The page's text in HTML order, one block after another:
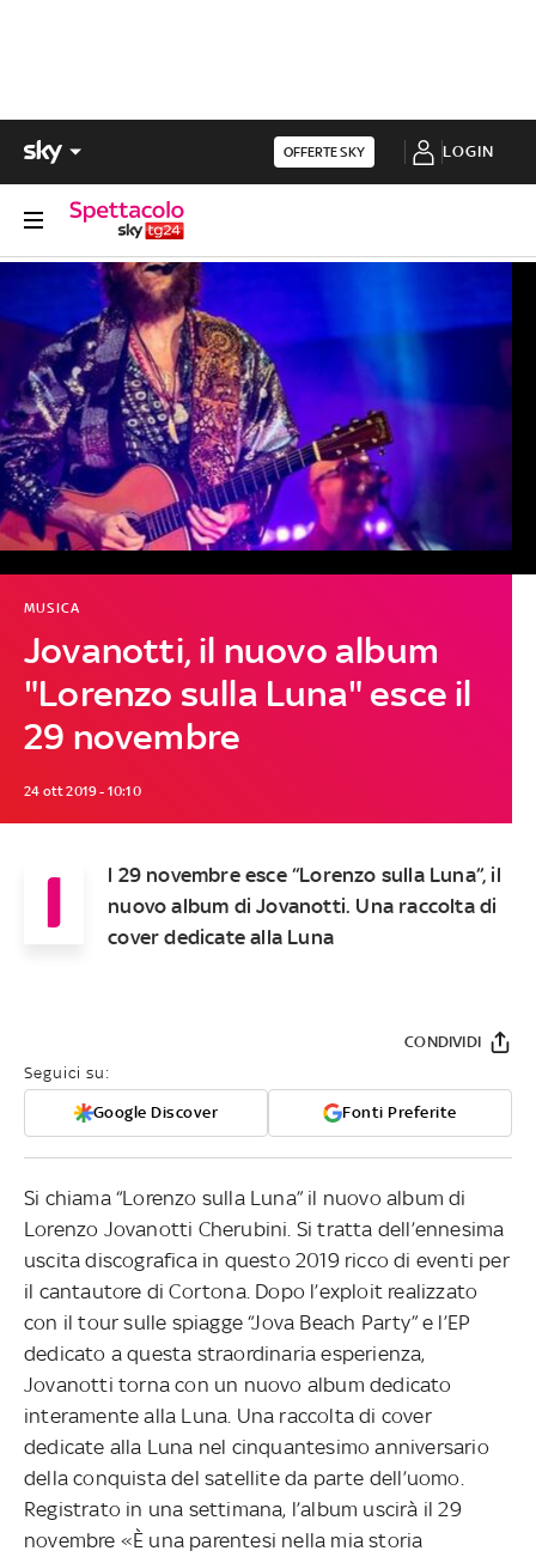
OFFERTE SKY LOGIN
Jovanotti, il nuovo album
"Lorenzo sulla Luna" esce il
29 novembre
MUSICA
24 ott 2019 - 10:10
I
l 29 novembre esce “Lorenzo sulla Luna”, il
nuovo album di Jovanotti. Una raccolta di
cover dedicate alla Luna
Seguici su:
Google Discover Fonti Preferite
CONDIVIDI
Si chiama “Lorenzo sulla Luna” il nuovo album di
Lorenzo Jovanotti Cherubini. Si tratta dell’ennesima
uscita discografica in questo 2019 ricco di eventi per
il cantautore di Cortona. Dopo l’exploit realizzato
con il tour sulle spiagge “Jova Beach Party” e l’EP
dedicato a questa straordinaria esperienza,
Jovanotti torna con un nuovo album dedicato
interamente alla Luna. Una raccolta di cover
dedicate alla Luna nel cinquantesimo anniversario
della conquista del satellite da parte dell’uomo.
Registrato in una settimana, l’album uscirà il 29
novembre «È una parentesi nella mia storia